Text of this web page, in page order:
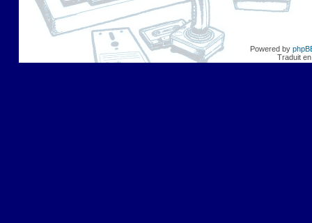
Powered by
Traduit